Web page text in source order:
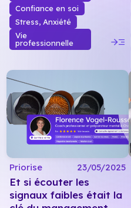
Confiance en soi
Stress, Anxiété
Vie
professionnelle
read_more
Priorise 23/05/2025
Et si écouter les
signaux faibles était la